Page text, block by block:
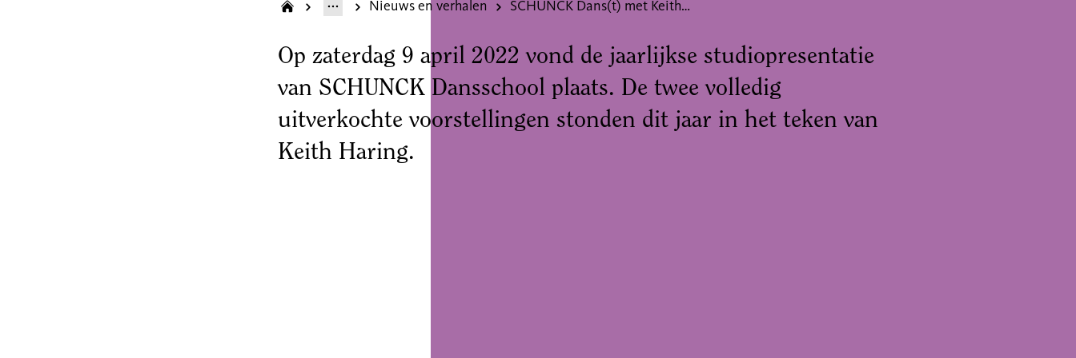
Nieuws en verhalen SCHUNCK Dans(t) met Keith Haring
Op zaterdag 9 april 2022 vond de jaarlijkse studiopresentatie
van SCHUNCK Dansschool plaats. De twee volledig
uitverkochte voorstellingen stonden dit jaar in het teken van
Keith Haring.